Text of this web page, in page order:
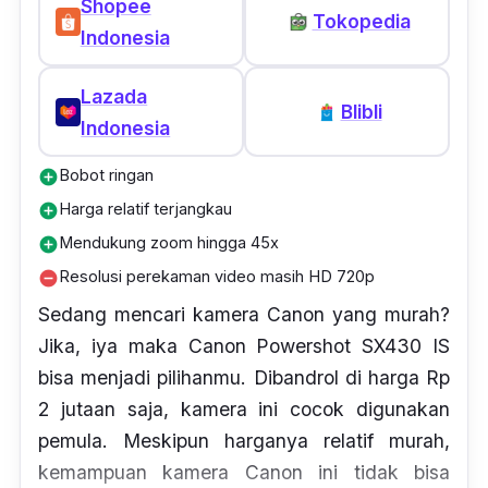
Shopee
Indonesia
Tokopedia
Lazada
Indonesia
Blibli
add_circleBobot ringan
add_circleHarga relatif terjangkau
add_circleMendukung zoom hingga 45x
remove_circleResolusi perekaman video masih HD 720p
Sedang mencari kamera Canon yang murah?
Jika, iya maka Canon Powershot SX430 IS
bisa menjadi pilihanmu. Dibandrol di harga Rp
2 jutaan saja, kamera ini cocok digunakan
pemula. Meskipun harganya relatif murah,
kemampuan kamera Canon ini tidak bisa